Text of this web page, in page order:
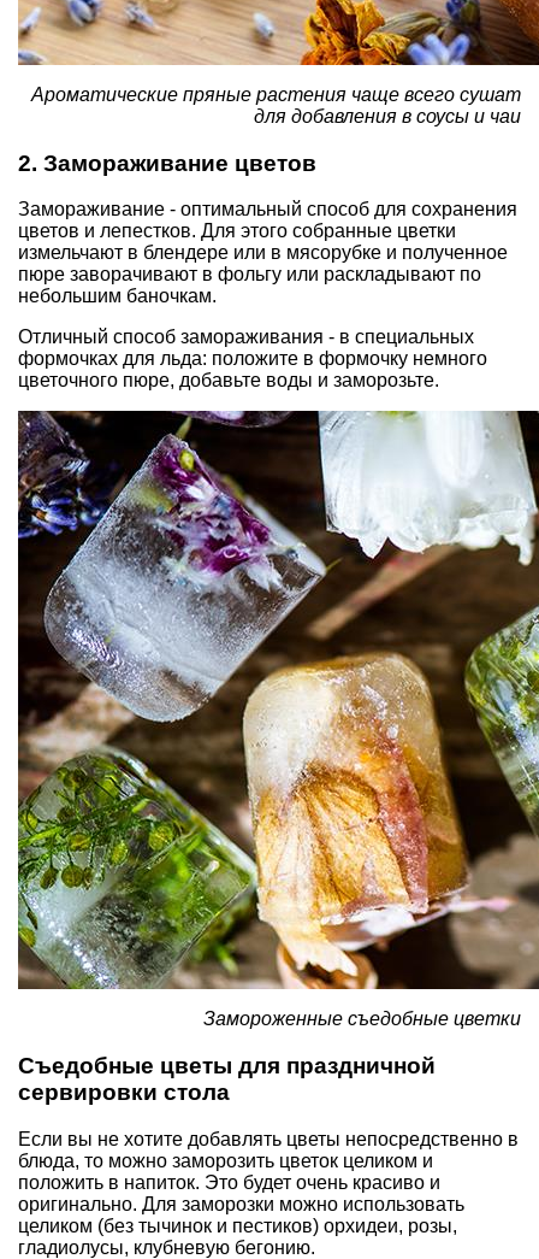
Ароматические пряные растения чаще всего сушат
для добавления в соусы и чаи
2. Замораживание цветов
Замораживание - оптимальный способ для сохранения
цветов и лепестков. Для этого собранные цветки
измельчают в блендере или в мясорубке и полученное
пюре заворачивают в фольгу или раскладывают по
небольшим баночкам.
Отличный способ замораживания - в специальных
формочках для льда: положите в формочку немного
цветочного пюре, добавьте воды и заморозьте.
Замороженные съедобные цветки
Съедобные цветы для праздничной
сервировки стола
Если вы не хотите добавлять цветы непосредственно в
блюда, то можно заморозить цветок целиком и
положить в напиток. Это будет очень красиво и
оригинально. Для заморозки можно использовать
целиком (без тычинок и пестиков) орхидеи, розы,
гладиолусы, клубневую бегонию.